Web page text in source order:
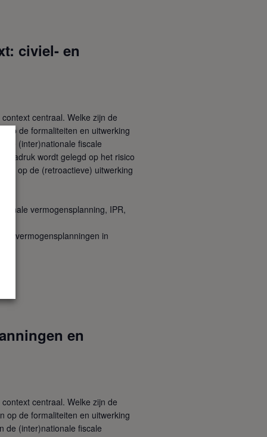
civiel- en
centraal. Welke zijn de
op de formaliteiten en uitwerking
de (inter)nationale fiscale
nadruk wordt gelegd op het risico
op de (retroactieve) uitwerking
vermogensplanning, IPR,
vermogensplanningen in
en
centraal. Welke zijn de
op de formaliteiten en uitwerking
de (inter)nationale fiscale